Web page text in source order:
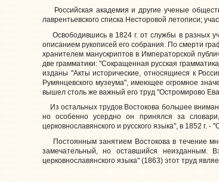
Российская академия и другие ученые
лаврентьевского списка Несторовой летописи;
Освободившись в 1824 г. от службы в разных
описанием рукописей его собрания. По смерти
хранителем манускриптов в Императорской
две грамматики: "Сокращенная русская
изданы "Акты исторические, относящиеся к
Румянцевского музеума", имеющее огромное
вышел столь же важный его труд "Остромирово
Из остальных трудов Востокова большее
но особенно усердно он принялся за
церковнославянского и русского языка", в 1852 г.
Постоянным занятием Востокова в течение
замечательный, но оставшийся неизданным.
церковнославянского языка" (1863) этот труд